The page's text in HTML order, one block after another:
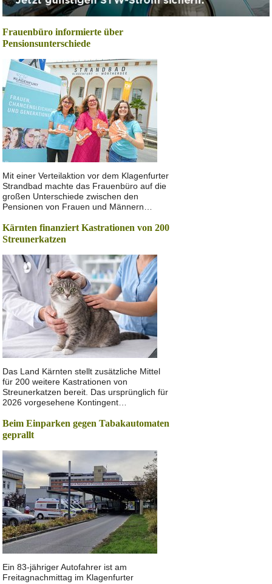
Frauenbüro informierte über
Pensionsunterschiede
Mit einer Verteilaktion vor dem Klagenfurter
Strandbad machte das Frauenbüro auf die
großen Unterschiede zwischen den
Pensionen von Frauen und Männern…
Kärnten finanziert Kastrationen von 200
Streunerkatzen
Das Land Kärnten stellt zusätzliche Mittel
für 200 weitere Kastrationen von
Streunerkatzen bereit. Das ursprünglich für
2026 vorgesehene Kontingent…
Beim Einparken gegen Tabakautomaten
geprallt
Ein 83-jähriger Autofahrer ist am
Freitagnachmittag im Klagenfurter